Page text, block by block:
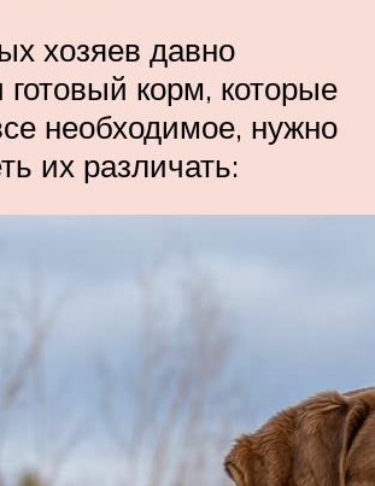
хозяев давно
корм, которые
необходимое, нужно
их различать: